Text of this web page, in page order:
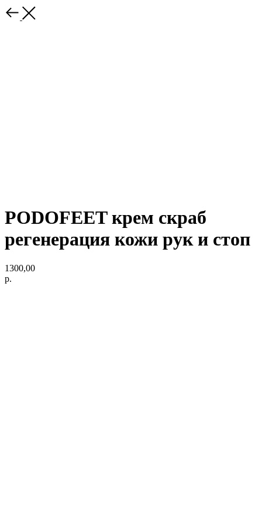
PODOFEET крем скраб
регенерация кожи рук и стоп
1300,00
р.